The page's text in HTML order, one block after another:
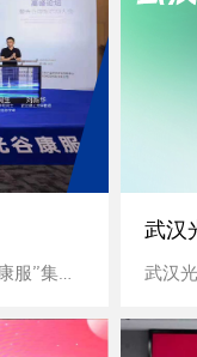
武汉